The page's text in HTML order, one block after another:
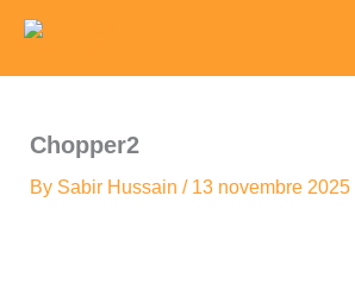
content
Chopper2
By Sabir Hussain / 13 novembre 2025